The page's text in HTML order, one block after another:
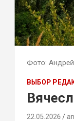
Фото:
ВЫБОР
22.05.2026